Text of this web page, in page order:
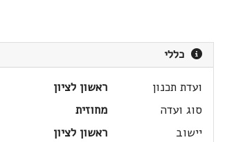
כללי
ועדת תכנון
ראשון לציון
סוג ועדה
מחוזית
יישוב
ראשון לציון